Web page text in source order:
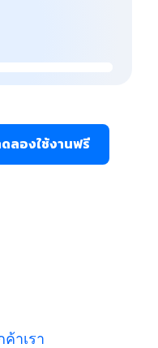
ลองใช้งานฟรี
าเรา